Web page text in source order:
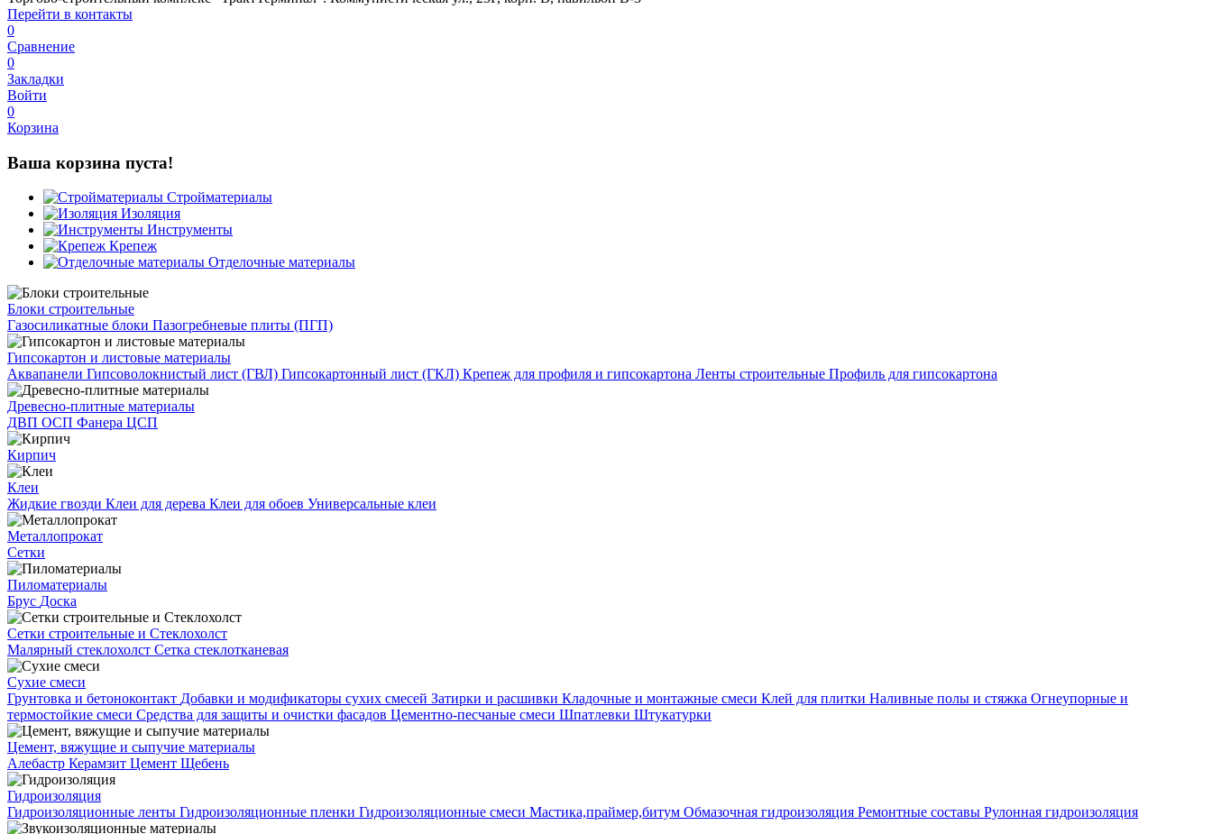
Перейти в контакты
0
Сравнение
0
Закладки
Войти
0
Корзина
Ваша корзина пуста!
Стройматериалы
Изоляция
Инструменты
Крепеж
Отделочные материалы
Блоки строительные
Газосиликатные блоки Пазогребневые плиты (ПГП)
Гипсокартон и листовые материалы
Аквапанели Гипсоволокнистый лист (ГВЛ) Гипсокартонный лист (ГКЛ) Крепеж для профиля и гипсокартона Ленты строительные Профиль для гипсокартона
Древесно-плитные материалы
ДВП ОСП Фанера ЦСП
Кирпич
Клеи
Жидкие гвозди Клеи для дерева Клеи для обоев Универсальные клеи
Металлопрокат
Сетки
Пиломатериалы
Брус Доска
Сетки строительные и Стеклохолст
Малярный стеклохолст Сетка стеклотканевая
Сухие смеси
Грунтовка и бетоноконтакт Добавки и модификаторы сухих смесей Затирки и расшивки Кладочные и монтажные смеси Клей для плитки Наливные полы и стяжка Огнеупорные и
термостойкие смеси Средства для защиты и очистки фасадов Цементно-песчаные смеси Шпатлевки Штукатурки
Цемент, вяжущие и сыпучие материалы
Алебастр Керамзит Цемент Щебень
Гидроизоляция
Гидроизоляционные ленты Гидроизоляционные пленки Гидроизоляционные смеси Мастика,праймер,битум Обмазочная гидроизоляция Ремонтные составы Рулонная гидроизоляция